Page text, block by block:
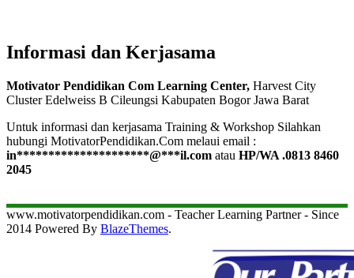
Informasi dan Kerjasama
Motivator Pendidikan Com Learning Center, Harvest City
Cluster Edelweiss B Cileungsi Kabupaten Bogor Jawa Barat
Untuk informasi dan kerjasama Training & Workshop Silahkan
hubungi MotivatorPendidikan.Com melaui email :
in*********************@***il.com atau HP/WA .0813 8460
2045
www.motivatorpendidikan.com - Teacher Learning Partner - Since
2014 Powered By BlazeThemes.